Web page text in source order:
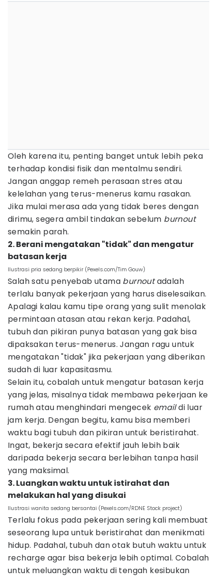
Oleh karena itu, penting banget untuk lebih peka
terhadap kondisi fisik dan mentalmu sendiri.
Jangan anggap remeh perasaan stres atau
kelelahan yang terus-menerus kamu rasakan.
Jika mulai merasa ada yang tidak beres dengan
dirimu, segera ambil tindakan sebelum burnout
semakin parah.
2. Berani mengatakan "tidak" dan mengatur
batasan kerja
Ilustrasi pria sedang berpikir (Pexels.com/Tim Gouw)
Salah satu penyebab utama burnoutadalah
terlalu banyak pekerjaan yang harus diselesaikan.
Apalagi kalau kamu tipe orang yang sulit menolak
permintaan atasan atau rekan kerja. Padahal,
tubuh dan pikiran punya batasan yang gak bisa
dipaksakan terus-menerus. Jangan ragu untuk
mengatakan "tidak" jika pekerjaan yang diberikan
sudah di luar kapasitasmu.
Selain itu, cobalah untuk mengatur batasan kerja
yang jelas, misalnya tidak membawa pekerjaan ke
rumah atau menghindari mengecek emaildi luar
jam kerja. Dengan begitu, kamu bisa memberi
waktu bagi tubuh dan pikiran untuk beristirahat.
Ingat, bekerja secara efektif jauh lebih baik
daripada bekerja secara berlebihan tanpa hasil
yang maksimal.
3. Luangkan waktu untuk istirahat dan
melakukan hal yang disukai
Ilustrasi wanita sedang bersantai (Pexels.com/RDNE Stock project)
Terlalu fokus pada pekerjaan sering kali membuat
seseorang lupa untuk beristirahat dan menikmati
hidup. Padahal, tubuh dan otak butuh waktu untuk
recharge agar bisa bekerja lebih optimal. Cobalah
untuk meluangkan waktu di tengah kesibukan